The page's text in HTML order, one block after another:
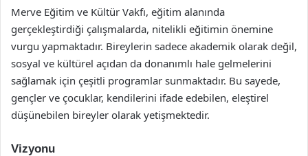
Merve Eğitim ve Kültür Vakfı, eğitim alanında
gerçekleştirdiği çalışmalarda, nitelikli eğitimin önemine
vurgu yapmaktadır. Bireylerin sadece akademik olarak değil,
sosyal ve kültürel açıdan da donanımlı hale gelmelerini
sağlamak için çeşitli programlar sunmaktadır. Bu sayede,
gençler ve çocuklar, kendilerini ifade edebilen, eleştirel
düşünebilen bireyler olarak yetişmektedir.
Vizyonu